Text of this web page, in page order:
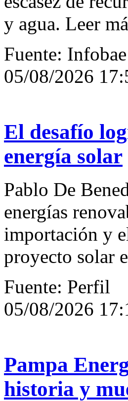
y agua. Leer
Fuente: Infobae
05/08/2026
El desafío
energía solar
Pablo De
energías
importación y
proyecto solar
Fuente: Perfil
05/08/2026
Pampa
historia y